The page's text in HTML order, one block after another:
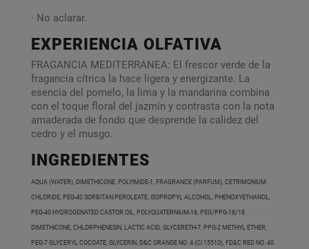
· No aclarar.
EXPERIENCIA OLFATIVA
FRAGANCIA MEDITERRANEA: El frescor verde de la
fragancia cítrica la hace ligera y energizante. La
esencia del pomelo, la lima y la mandarina combina
con el toque floral del jazmín y contrasta con la nota
amaderada de fondo que desprende la calidez del
cedro y el musgo.
INGREDIENTES
AQUA (WATER), DIMETHICONE, POLYIMIDE-1, FRAGRANCE (PARFUM), CETRIMONIUM
CHLORIDE, PEG-40 SORBITAN PEROLEATE, ISOPROPYL ALCOHOL, PHENOXYETHANOL,
PEG-40 HYDROGENATED CASTOR OIL, POLYQUATERNIUM-16, PEG/PPG-18/18
DIMETHICONE, CHLORPHENESIN, LACTIC ACID, GLYCERETH-7, PPG-2 METHYL ETHER,
PEG-7 GLYCERYL COCOATE, GLYCERIN, D&C ORANGE NO. 4 (CI 15510), FD&C RED NO. 40